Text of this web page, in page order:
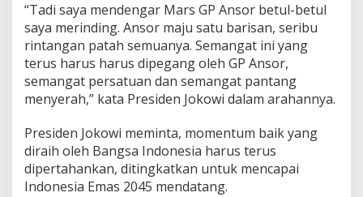
“Tadi saya mendengar Mars GP Ansor betul-betul
saya merinding. Ansor maju satu barisan, seribu
rintangan patah semuanya. Semangat ini yang
terus harus harus dipegang oleh GP Ansor,
semangat persatuan dan semangat pantang
menyerah,” kata Presiden Jokowi dalam arahannya.
Presiden Jokowi meminta, momentum baik yang
diraih oleh Bangsa Indonesia harus terus
dipertahankan, ditingkatkan untuk mencapai
Indonesia Emas 2045 mendatang.